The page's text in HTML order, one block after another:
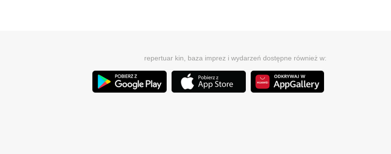
repertuar kin, baza imprez i wydarzeń dostępne również w: